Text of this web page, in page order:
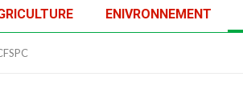
ENIVRONNEMENT